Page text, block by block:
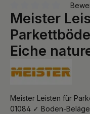
Durchschnittliche
Meister
Eiche
Meister Leisten für
01084 ✓ Boden-